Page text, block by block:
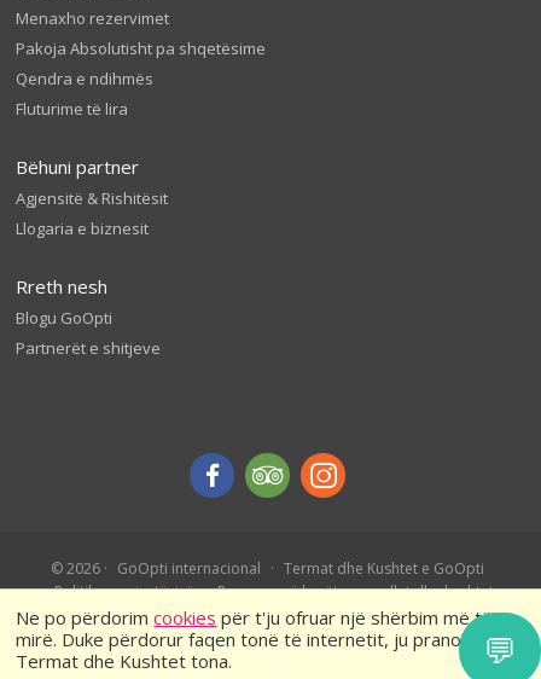
Ne po përdorimcookies për t'ju ofruar një shërbim më të
mirë. Duke përdorur faqen tonë të internetit, ju pranoni
Termat dhe Kushtet tona.
Menaxho rezervimet
Pakoja Absolutisht pa shqetësime
Qendra e ndihmës
Fluturime të lira
Bëhuni partner
Agjensitë & Rishitësit
Llogaria e biznesit
Rreth nesh
Blogu GoOpti
Partnerët e shitjeve
© 2026 GoOpti internacional
Termat dhe Kushtet e GoOpti
Politika e privatësisë
Rezervo më herët – rregullat dhe kushtet
💬